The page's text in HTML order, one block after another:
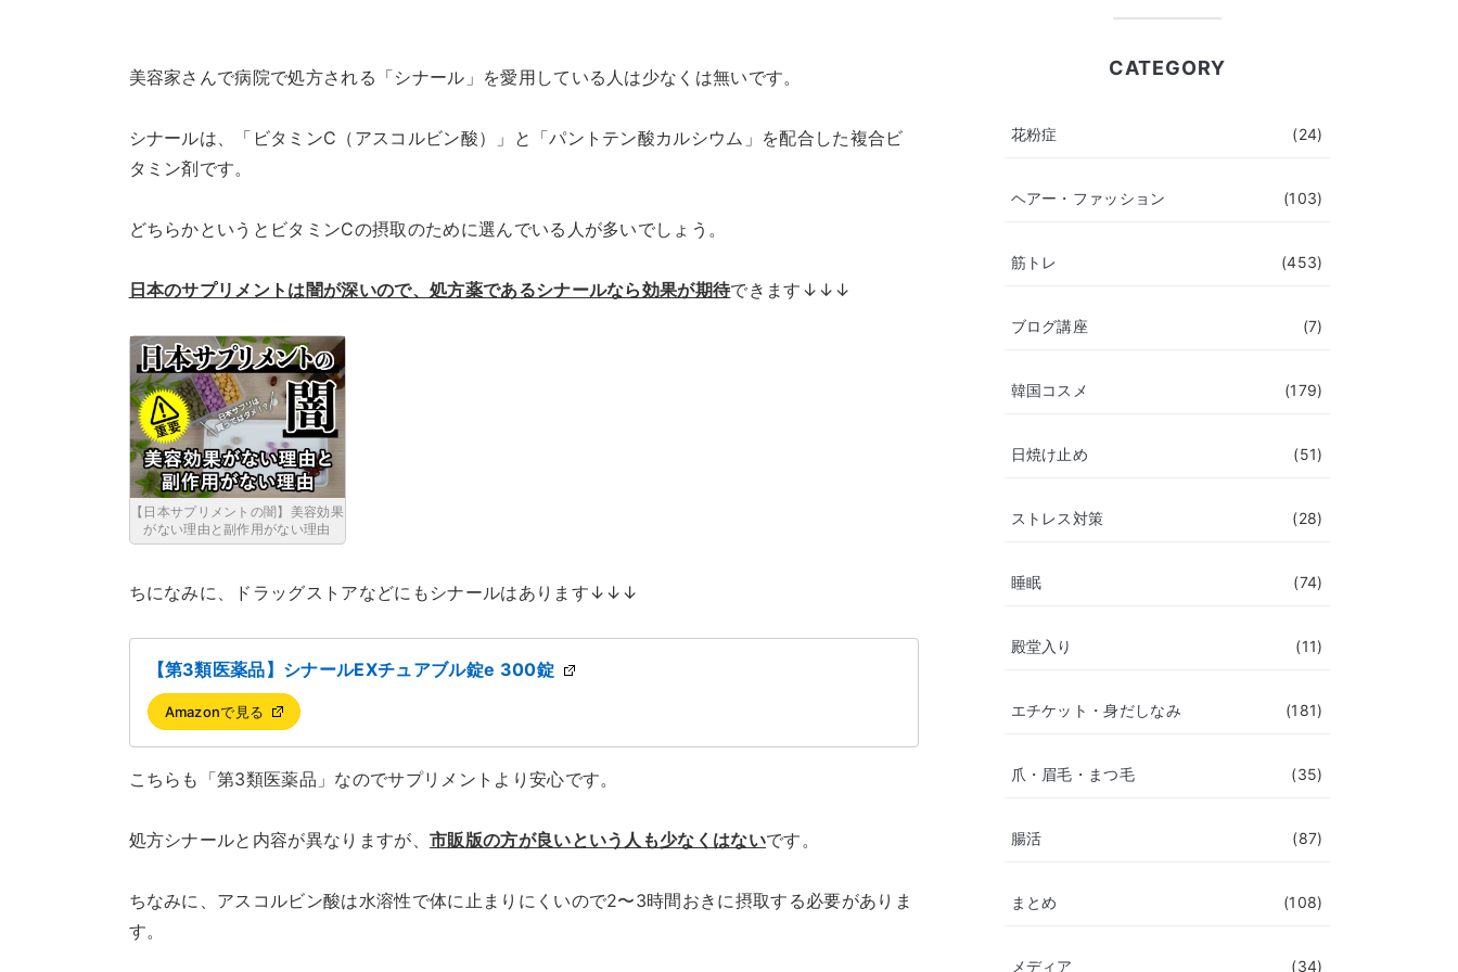
美容家さんで病院で処方される「シナール」を愛用している人は少なくは無いです。
シナールは、「ビタミンC（アスコルビン酸）」と「パントテン酸カルシウム」を配合した複合ビ
タミン剤です。
どちらかというとビタミンCの摂取のために選んでいる人が多いでしょう。
日本のサプリメントは闇が深いので、処方薬であるシナールなら効果が期待できます↓↓↓
【日本サプリメントの闇】美容効果
がない理由と副作用がない理由
ちになみに、ドラッグストアなどにもシナールはあります↓↓↓
【第3類医薬品】シナールEXチュアブル錠e 300錠
Amazonで見る
こちらも「第3類医薬品」なのでサプリメントより安心です。
処方シナールと内容が異なりますが、 市販版の方が良いという人も少なくはないです。
ちなみに、アスコルビン酸は水溶性で体に止まりにくいので2〜3時間おきに摂取する必要がありま
す。
CATEGORY
花粉症 (24)
ヘアー・ファッション (103)
筋トレ (453)
ブログ講座 (7)
韓国コスメ (179)
日焼け止め (51)
ストレス対策 (28)
睡眠 (74)
殿堂入り (11)
エチケット・身だしなみ (181)
爪・眉毛・まつ毛 (35)
腸活 (87)
まとめ (108)
メディア (34)